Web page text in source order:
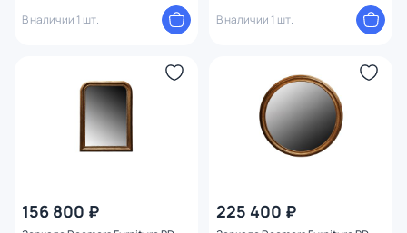
В наличии 1 шт.
В наличии 1 шт.
156 800 ₽ 225 400 ₽